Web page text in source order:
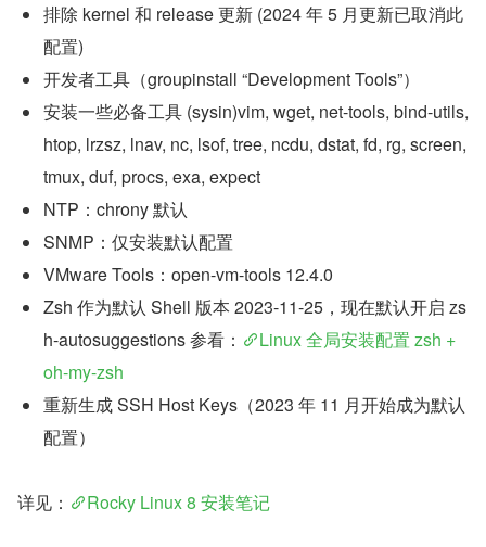
排除 kernel 和 release 更新 (2024 年 5 月更新已取消此
配置)
开发者工具（groupinstall “Development Tools”）
安装一些必备工具 (sysin)vim, wget, net-tools, bind-utils,
htop, lrzsz, lnav, nc, lsof, tree, ncdu, dstat, fd, rg, screen,
tmux, duf, procs, exa, expect
NTP：chrony 默认
SNMP：仅安装默认配置
VMware Tools：open-vm-tools 12.4.0
Zsh 作为默认 Shell 版本 2023-11-25，现在默认开启 zs
h-autosuggestions 参看：
Linux 全局安装配置 zsh +
oh-my-zsh
重新生成 SSH Host Keys（2023 年 11 月开始成为默认
配置）
详见： Rocky Linux 8 安装笔记